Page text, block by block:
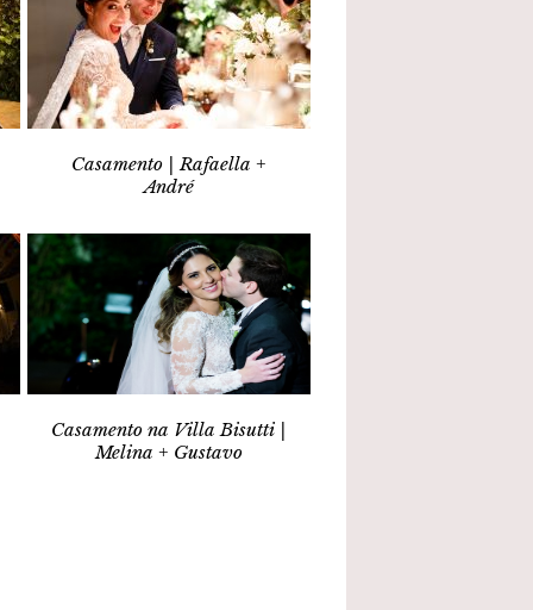
Casamento | Rafaella +
André
Casamento na Villa Bisutti |
Melina + Gustavo